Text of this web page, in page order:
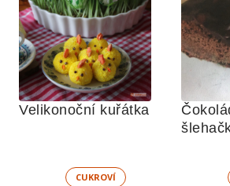
Velikonoční kuřátka
CUKROVÍ